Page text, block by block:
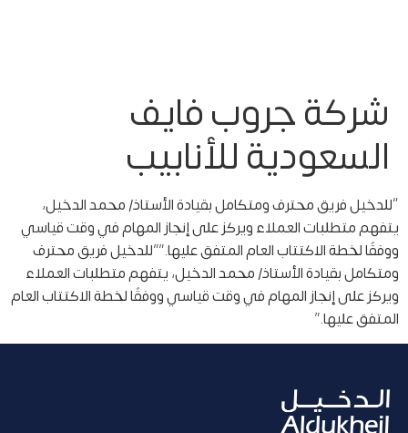
شركة جروب فايف
السعودية للأنابيب
“للدخيل فريق محترف ومتكامل بقيادة الأستاذ/ محمد الدخيل،
يتفهم متطلبات العملاء ويركز على إنجاز المهام في وقت قياسي
ووفقًا لخطة الاكتتاب العام المتفق عليها.””للدخيل فريق محترف
ومتكامل بقيادة الأستاذ/ محمد الدخيل، يتفهم متطلبات العملاء
ويركز على إنجاز المهام في وقت قياسي ووفقًا لخطة الاكتتاب العام
المتفق عليها.”